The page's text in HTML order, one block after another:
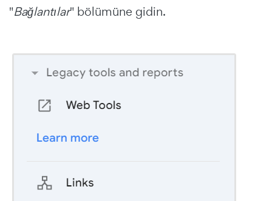
"Bağlantılar" bölümüne gidin.